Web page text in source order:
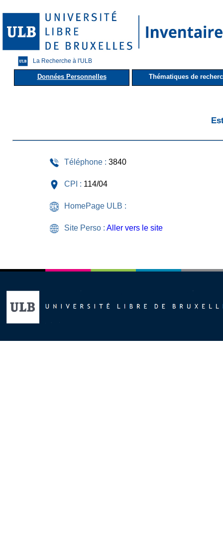
La Recherche à l'ULB
Données Personnelles Thématiques de
Téléphone : 3840
CPI : 114/04
HomePage ULB :
Site Perso : Aller vers le site